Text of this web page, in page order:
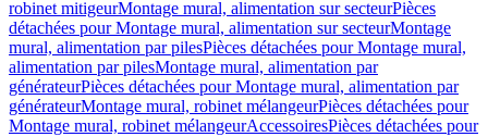
robinet mitigeurMontage mural, alimentation sur secteurPièces
détachées pour Montage mural, alimentation sur secteurMontage
mural, alimentation par pilesPièces détachées pour Montage mural,
alimentation par pilesMontage mural, alimentation par
générateurPièces détachées pour Montage mural, alimentation par
générateurMontage mural, robinet mélangeurPièces détachées pour
Montage mural, robinet mélangeurAccessoiresPièces détachées pour